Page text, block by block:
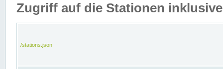
Zugriff auf die Stationen
/stations.json